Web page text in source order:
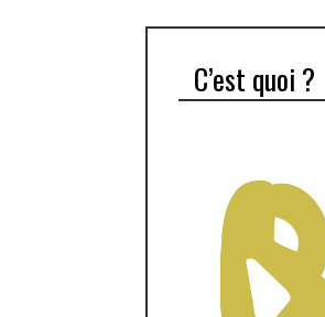
C’est quoi ?